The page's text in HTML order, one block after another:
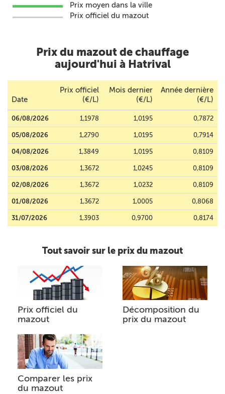
Prix moyen dans la ville
Prix officiel du mazout
Prix du mazout de chauffage
aujourd'hui à Hatrival
Date
Prix officiel
(€/L)
Mois dernier
(€/L)
Année dernière
(€/L)
06/08/2026 1,1978 1,0195 0,7872
05/08/2026 1,2790 1,0195 0,7914
04/08/2026 1,3849 1,0195 0,8109
03/08/2026 1,3672 1,0245 0,8109
02/08/2026 1,3672 1,0232 0,8109
01/08/2026 1,3672 1,0005 0,8068
31/07/2026 1,3903 0,9700 0,8174
Tout savoir sur le prix du mazout
Prix officiel du
mazout
Décomposition du
prix du mazout
Comparer les prix
du mazout